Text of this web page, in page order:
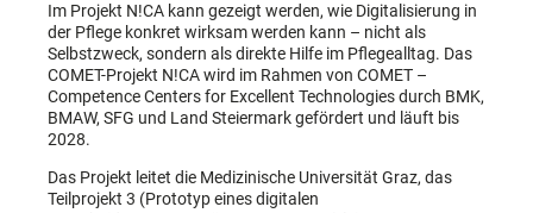
Im Projekt N!CA kann gezeigt werden, wie Digitalisierung in
der Pflege konkret wirksam werden kann – nicht als
Selbstzweck, sondern als direkte Hilfe im Pflegealltag. Das
COMET-Projekt N!CA wird im Rahmen von COMET –
Competence Centers for Excellent Technologies durch BMK,
BMAW, SFG und Land Steiermark gefördert und läuft bis
2028.
Das Projekt leitet die Medizinische Universität Graz, das
Teilprojekt 3 (Prototyp eines digitalen